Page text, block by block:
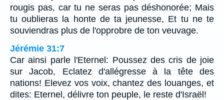
rougis pas, car tu ne seras pas déshonorée; Mais
tu oublieras la honte de ta jeunesse, Et tu ne te
souviendras plus de l'opprobre de ton veuvage.
Jérémie 31:7
Car ainsi parle l'Eternel: Poussez des cris de joie
sur Jacob, Eclatez d'allégresse à la tête des
nations! Elevez vos voix, chantez des louanges, et
dites: Eternel, délivre ton peuple, le reste d'Israël!